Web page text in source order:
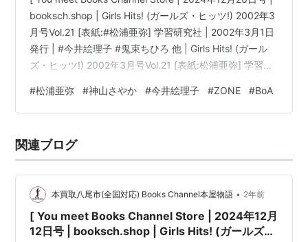
THYME OFFICIAL SITE(MOBILE)
『THYME(タイム)オフィシャルウェブサイト』
：http://www.thymeband.com/i/
THYME OFFICIAL BLOG
：http://thymeband.exblog.jp/
Discography
月とハーモニカ
アーティスト:神山さやか,中山加奈子,
booksch.shop | Girls Hits! (ガールズ・ヒッツ!) 2002年3
月号Vol.21 [表紙:#松浦亜弥] 学習研究社 | 2002年3月1日
発行 | #今井絵理子 #鬼束ちひろ 他 | Girls Hits! (ガール
ズ・ヒッツ!) 2002年3月号Vol.21 [表紙:松浦亜弥] 学習研
古書][※良い]出品。[※雑誌出品][※出版社:学習研究社]
[※2002年3月1日発行][※ページ折れ有][※経年に準じた焼
#松浦亜弥 #神山さやか #今井絵理子 #ZONE #BoA
関連ブログ
本買取八尾市(全国対応) Books Channel本屋物語 • 2年前
[ You meet Books Channel Store | 2024年12月
12日号 | booksch.shop | Girls Hits! (ガールズ・